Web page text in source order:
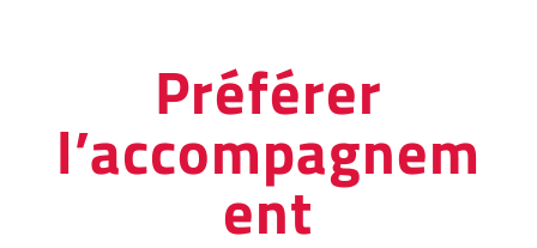
Préférer
l’accompagnem
ent